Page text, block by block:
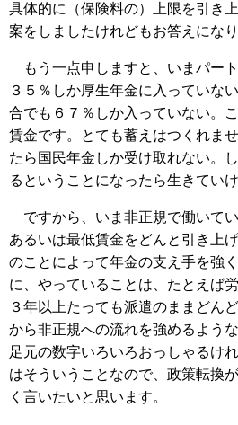
具体的に（保険料の）上限を引き
案をしましたけれどもお答えになり
もう一点申しますと、いまパー
３５％しか厚生年金に入っていな
合でも６７％しか入っていない。
賃金です。とても蓄えはつくれま
たら国民年金しか受け取れない。
るということになったら生きていけ
ですから、いま非正規で働いてい
あるいは最低賃金をどんと引き上
のことによって年金の支え手を強
に、やっていることは、たとえば
３年以上たっても派遣のままどん
から非正規への流れを強めるよう
足元の数字いろいろおっしゃるけ
はそういうことなので、政策転換
く言いたいと思います。